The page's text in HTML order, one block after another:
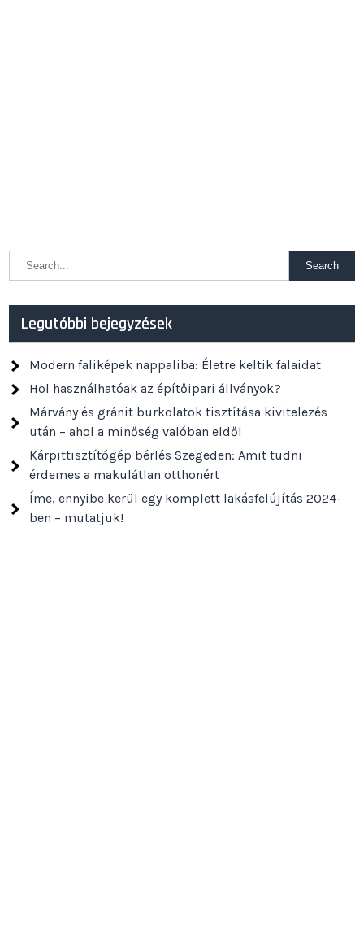
Legutóbbi bejegyzések
Modern faliképek nappaliba: Életre keltik falaidat
Hol használhatóak az építőipari állványok?
Márvány és gránit burkolatok tisztítása kivitelezés
után – ahol a minőség valóban eldől
Kárpittisztítógép bérlés Szegeden: Amit tudni
érdemes a makulátlan otthonért
Íme, ennyibe kerül egy komplett lakásfelújítás 2024-
ben – mutatjuk!